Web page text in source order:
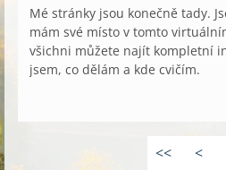
Mé stránky jsou konečně tady.
mám své místo v tomto
všichni můžete najít kompletní
jsem, co dělám a kde cvičím.
<< <